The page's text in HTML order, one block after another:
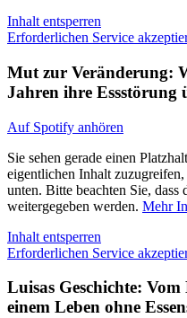
Inhalt entsperren
Erforderlichen Service
Mut zur Veränderung:
Jahren ihre Essstörung
Auf Spotify anhören
Sie sehen gerade einen
eigentlichen Inhalt
unten. Bitte beachten Sie,
weitergegeben werden. Mehr
Inhalt entsperren
Erforderlichen Service
Luisas Geschichte:
einem Leben ohne